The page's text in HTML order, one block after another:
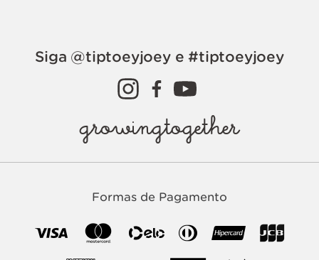
Siga @tiptoeyjoey e #tiptoeyjoey
growingtogether
Formas de Pagamento